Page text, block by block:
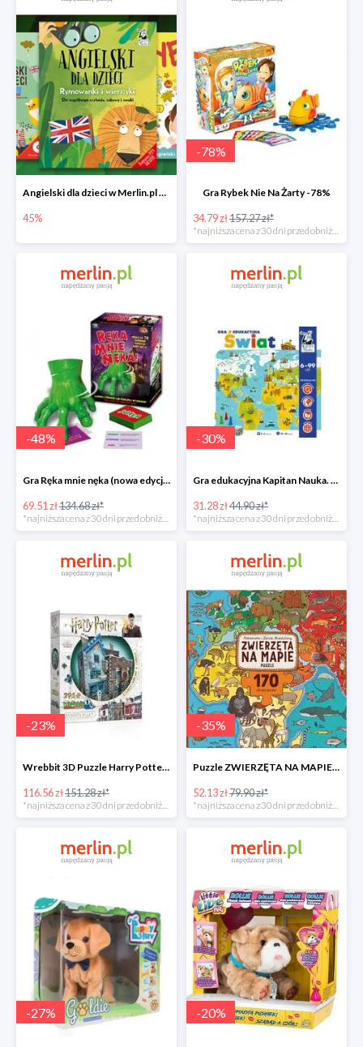
Angielski dla dzieci w Merlin.pl do -45%
45%
-78%
Gra Rybek Nie Na Żarty -78%
34.79 zł157.27 zł*
*najniższa cena z 30 dni przed obniżką
-48%
Gra Ręka mnie nęka (nowa edycja) -49%
69.51 zł134.68 zł*
-30%
Gra edukacyjna Kapitan Nauka. Świat -31%
31.28 zł44.90 zł*
-23%
Wrebbit 3D Puzzle Harry Potter Ollivander's Wand Shop -23%
116.56 zł151.28 zł*
*najniższa cena z 30 dni przed obniżką
-35%
Puzzle ZWIERZĘTA NA MAPIE -35%
52.13 zł79.90 zł*
*najniższa cena z 30 dni przed obniżką
-27% -20%